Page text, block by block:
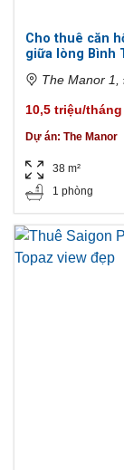
Cho thuê căn
giữa lòng Bình
The Manor 1,
10,5 triệu/tháng
Dự án: The Manor
38 m²
1 phòng